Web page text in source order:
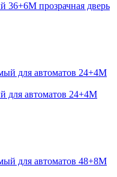
36+6М прозрачная дверь
для автоматов 24+4М